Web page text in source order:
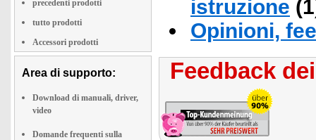
precedenti prodotti
tutto prodotti
Accessori prodotti
Area di supporto:
Download di manuali, driver,
video
Domande frequenti sulla
istruzione
Opinioni,
Feedback